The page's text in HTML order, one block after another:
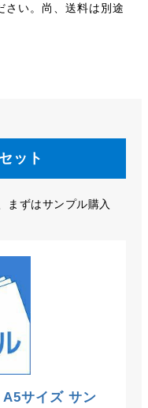
さい。尚、送料は別途
ット
まずはサンプル購入
サイズ サン